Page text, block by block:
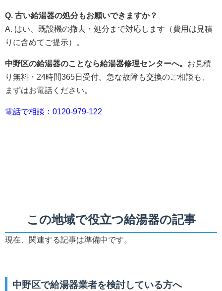
Q. 古い給湯器の処分もお願いできますか？
A. はい、既設機の撤去・処分まで対応します（費用は見積
りに含めてご提示）。
中野区の給湯器のことなら給湯器修理センターへ。 お見積
り無料・24時間365日受付。急な故障も交換のご相談も、
まずはお電話ください。
電話で相談：0120-979-122
この地域で役立つ給湯器の記事
現在、関連する記事は準備中です。
中野区で給湯器業者を検討している方へ